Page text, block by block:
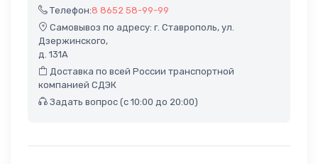
Телефон:8 8652 58-99-99
Самовывоз по адресу: г. Ставрополь, ул.
Дзержинского,
д. 131А
Доставка по всей России транспортной
компанией СДЭК
Задать вопрос (с 10:00 до 20:00)